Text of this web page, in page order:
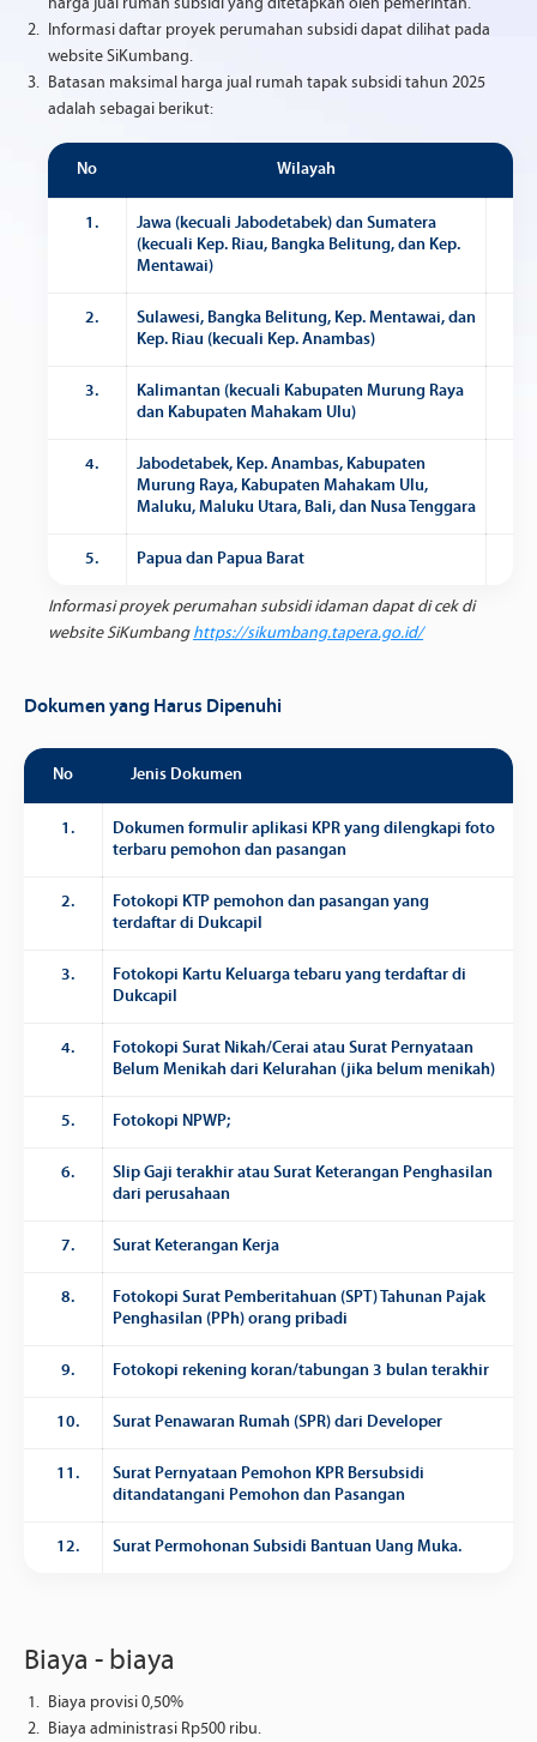
harga jual rumah subsidi yang ditetapkan oleh pemerintah.
Informasi daftar proyek perumahan subsidi dapat dilihat pada
website SiKumbang.
Batasan maksimal harga jual rumah tapak subsidi tahun 2025
adalah sebagai berikut:
No Wilayah
1.
Jawa (kecuali Jabodetabek) dan Sumatera
(kecuali Kep. Riau, Bangka Belitung, dan Kep.
Mentawai)
2.
Sulawesi, Bangka Belitung, Kep. Mentawai, dan
Kep. Riau (kecuali Kep. Anambas)
3.
Kalimantan (kecuali Kabupaten Murung Raya
dan Kabupaten Mahakam Ulu)
4.
Jabodetabek, Kep. Anambas, Kabupaten
Murung Raya, Kabupaten Mahakam Ulu,
Maluku, Maluku Utara, Bali, dan Nusa Tenggara
5. Papua dan Papua Barat
Informasi proyek perumahan subsidi idaman dapat di cek di
website SiKumbang https://sikumbang.tapera.go.id/
Dokumen yang Harus Dipenuhi
No Jenis Dokumen
1.
Dokumen formulir aplikasi KPR yang dilengkapi foto
terbaru pemohon dan pasangan
2.
Fotokopi KTP pemohon dan pasangan yang
terdaftar di Dukcapil
3.
Fotokopi Kartu Keluarga tebaru yang terdaftar di
Dukcapil
4.
Fotokopi Surat Nikah/Cerai atau Surat Pernyataan
Belum Menikah dari Kelurahan (jika belum menikah)
5. Fotokopi NPWP;
6.
Slip Gaji terakhir atau Surat Keterangan Penghasilan
dari perusahaan
7. Surat Keterangan Kerja
8.
Fotokopi Surat Pemberitahuan (SPT) Tahunan Pajak
Penghasilan (PPh) orang pribadi
9. Fotokopi rekening koran/tabungan 3 bulan terakhir
10. Surat Penawaran Rumah (SPR) dari Developer
11.
Surat Pernyataan Pemohon KPR Bersubsidi
ditandatangani Pemohon dan Pasangan
12. Surat Permohonan Subsidi Bantuan Uang Muka.
Biaya - biaya
Biaya provisi 0,50%
Biaya administrasi Rp500 ribu.